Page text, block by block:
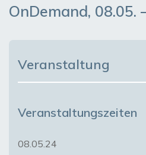
OnDemand, 08.05.
Veranstaltung
Veranstaltungszeiten
08.05.24